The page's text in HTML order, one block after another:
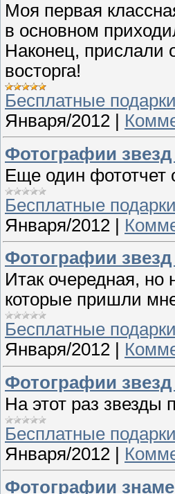
Моя первая
в основном
Наконец, прислали
восторга!
Бесплатные подарки
Января/2012
Фотографии
Еще один
Бесплатные подарки
Января/2012
Фотографии
Итак очередная, но
которые пришли
Бесплатные подарки
Января/2012
Фотографии
На этот раз звезды
Бесплатные подарки
Января/2012
Фотографии